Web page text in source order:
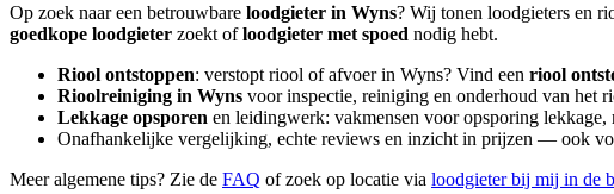
Op zoek naar een betrouwbare loodgieter in Wyns? Wij tonen loodgieters en
goedkope loodgieter zoekt ofloodgieter met spoed nodig hebt.
Riool ontstoppen: verstopt riool of afvoer in Wyns? Vind een riool
Rioolreiniging in Wyns voor inspectie, reiniging en onderhoud van het
Lekkage opsporen en leidingwerk: vakmensen voor opsporing lekkage,
Onafhankelijke vergelijking, echte reviews en inzicht in prijzen — ook
Meer algemene tips? Zie de FAQ of zoek op locatie via loodgieter bij mij in de